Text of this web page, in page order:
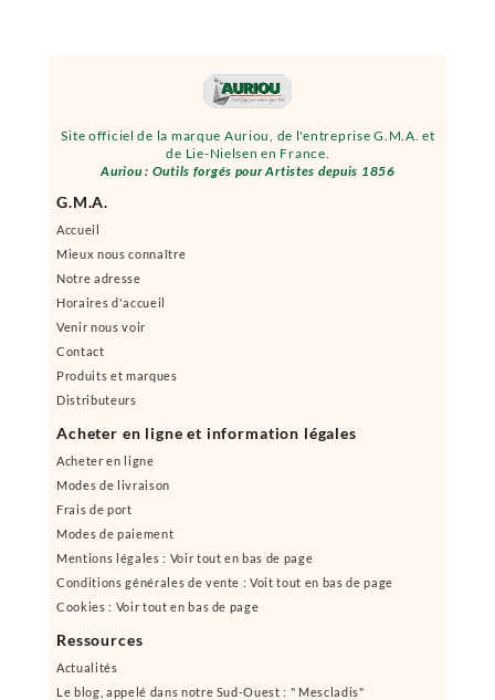
Site officiel de la marque Auriou, de l'entreprise G.M.A. et
de Lie-Nielsen en France.
Auriou : Outils forgés pour Artistes depuis 1856
G.M.A.
Accueil
Mieux nous connaître
Notre adresse
Horaires d'accueil
Venir nous voir
Contact
Produits et marques
Distributeurs
Acheter en ligne et information légales
Acheter en ligne
Modes de livraison
Frais de port
Modes de paiement
Mentions légales : Voir tout en bas de page
Conditions générales de vente : Voit tout en bas de page
Cookies : Voir tout en bas de page
Ressources
Actualités
Le blog, appelé dans notre Sud-Ouest : " Mescladis"